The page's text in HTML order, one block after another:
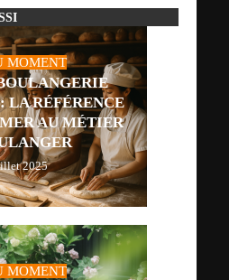
MOMENT
LA RÉFÉRENCE
AU MÉTIER
2025
MOMENT